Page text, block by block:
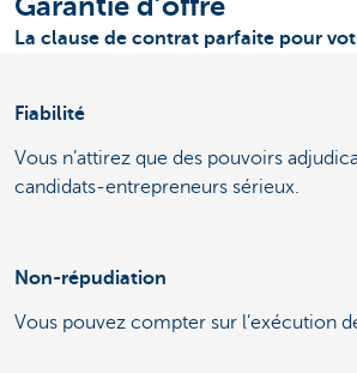
La clause de contrat parfaite pour
Fiabilité
Vous n’attirez que des pouvoirs
candidats-entrepreneurs sérieux.
Non-répudiation
Vous pouvez compter sur l’exécution